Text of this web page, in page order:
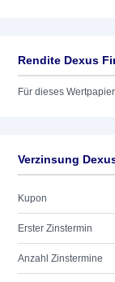
Rendite Dexus
Für dieses
Verzinsung
Kupon
Erster Zinstermin
Anzahl Zinstermine